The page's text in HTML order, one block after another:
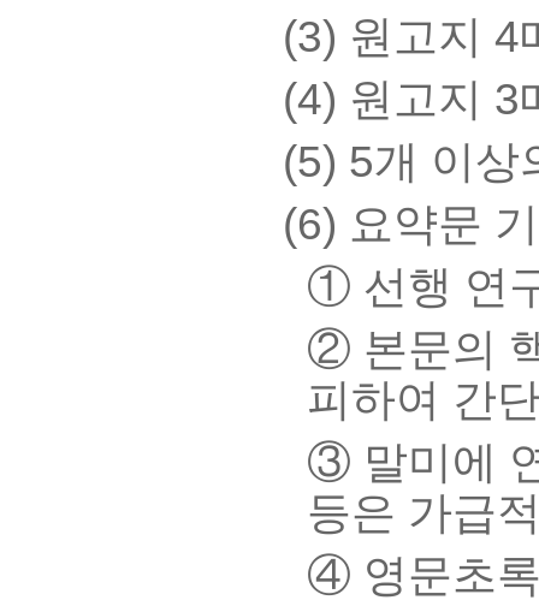
(3) 원고지 4
(4) 원고지 3
(5) 5개 이상
(6) 요약문
① 선행 연
② 본문의
피하여 간
③ 말미에
등은 가급
④ 영문초